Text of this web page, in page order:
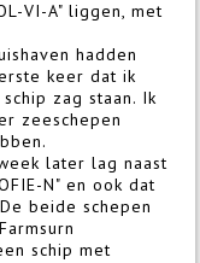
VI-A" liggen, met
hadden
keer dat ik
zag staan. Ik
zeeschepen
later lag naast
N" en ook dat
beide schepen
schip met